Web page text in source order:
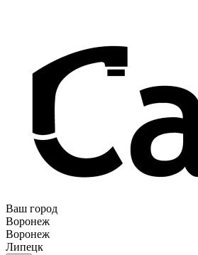
Ваш город
Воронеж
Воронеж
Липецк